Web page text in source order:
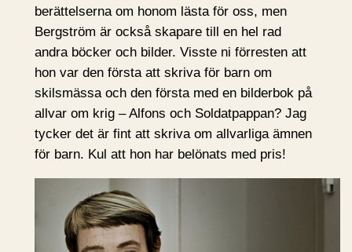
berättelserna om honom lästa för oss, men
Bergström är också skapare till en hel rad
andra böcker och bilder. Visste ni förresten att
hon var den första att skriva för barn om
skilsmässa och den första med en bilderbok på
allvar om krig – Alfons och Soldatpappan? Jag
tycker det är fint att skriva om allvarliga ämnen
för barn. Kul att hon har belönats med pris!